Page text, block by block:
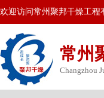
欢迎访问常州聚邦干燥工程
常州
Changzhou